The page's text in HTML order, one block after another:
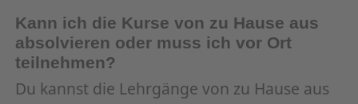
Kann ich die Kurse von zu Hause aus
absolvieren oder muss ich vor Ort
teilnehmen?
Du kannst die Lehrgänge von zu Hause aus